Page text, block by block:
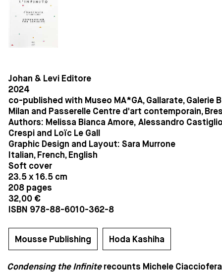
Johan & Levi Editore
2024
co-published with Museo MA*GA, Gallarate, Galerie
Milan and Passerelle Centre d'art contemporain,
Authors: Melissa Bianca Amore, Alessandro
Crespi and Loïc Le Gall
Graphic Design and Layout: Sara Murrone
Italian, French, English
Soft cover
23.5 x 16.5 cm
208 pages
32,00 €
ISBN 978-88-6010-362-8
Mousse Publishing Hoda Kashiha
Condensing the Infinite recounts Michele